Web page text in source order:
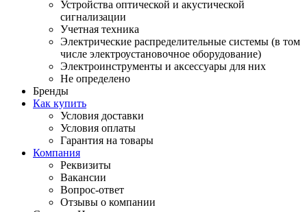
Устройства оптической и акустической
сигнализации
Учетная техника
Электрические распределительные системы (в том
числе электроустановочное оборудование)
Электроинструменты и аксессуары для них
Не определено
Бренды
Как купить
Условия доставки
Условия оплаты
Гарантия на товары
Компания
Реквизиты
Вакансии
Вопрос-ответ
Отзывы о компании